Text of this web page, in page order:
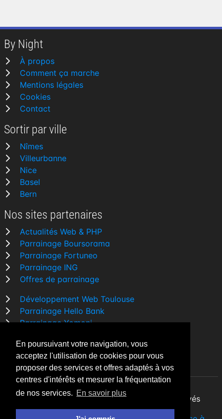
En poursuivant votre navigation, vous
acceptez l'utilisation de cookies pour vous
proposer des services et offres adaptés à vos
centres d'intérêts et mesurer la fréquentation
de nos services. En savoir plus
By Night
À propos
Comment ça marche
Mentions légales
Cookies
Contact
Sortir par ville
Nîmes
Villeurbanne
Nice
Basel
Bern
Nos sites partenaires
Actualités Web & PHP
Parrainage Boursorama
Parrainage Fortuneo
Parrainage ING
Offres de parrainage
Développement Web Toulouse
Parrainage Hello Bank
Parrainage Yomoni
Comparatif banque
By Night v5.7.3| © 2026 - Tous droits réservés